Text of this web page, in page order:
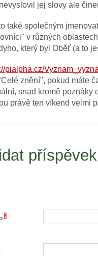
jej slovy ale
také společným
v různých
který byl Oběť (a to
pialpha.cz/
znění", pokud máte
snad kromě poznáky
právě ten víkend velmi
:*
: